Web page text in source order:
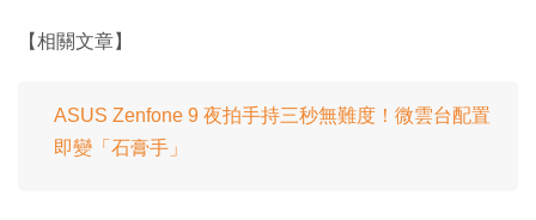
【相關文章】
ASUS Zenfone 9 夜拍手持三秒無難度！微雲台配置
即變「石膏手」